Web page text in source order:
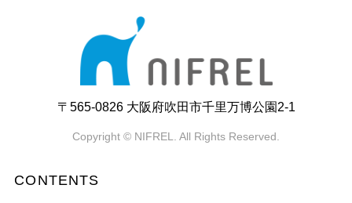
〒565-0826 大阪府吹田市千里万博公園2-1
Copyright © NIFREL. All Rights Reserved.
CONTENTS